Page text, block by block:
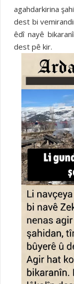
agahdarkirina
dest bi
êdî nayê
dest pê kir.